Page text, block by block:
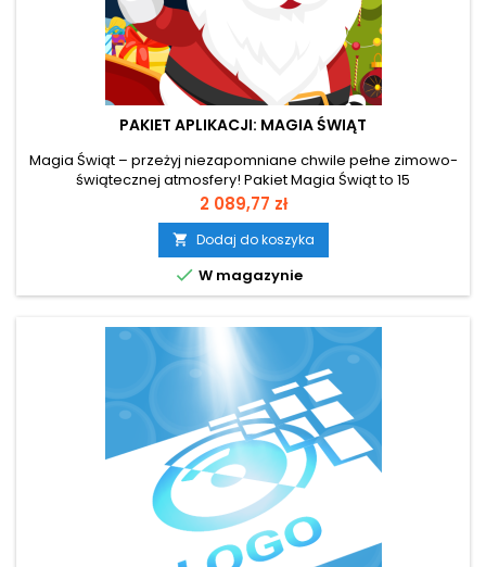
PAKIET APLIKACJI: MAGIA ŚWIĄT
Magia Świąt – przeżyj niezapomniane chwile pełne zimowo-
świątecznej atmosfery! Pakiet Magia Świąt to 15
interaktywnych aplikacji wprowadzających dzieci w klimat
Bożego Narodzenia i zimowych zabaw. Wspólnie z Mikołajem
i Elfami dzieci ubierają choinkę, pieką pierniczki, biorą udział
w śnieżnych pojedynkach i rozwiązują zimowe zagadki.
Aplikacje rozwijają...
Cena
2 089,77 zł
 Dodaj do koszyka
 W magazynie